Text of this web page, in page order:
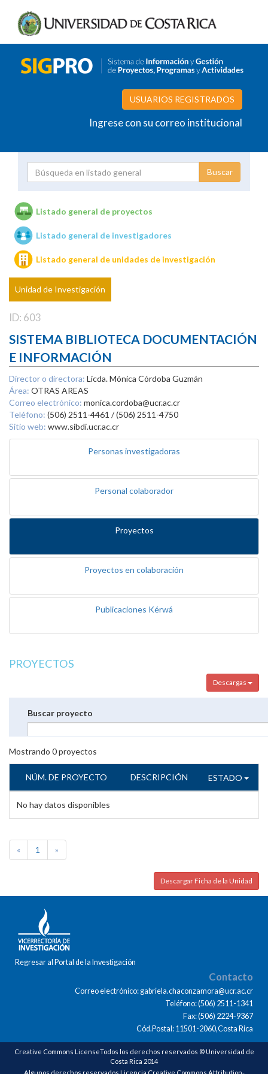
USUARIOS REGISTRADOS
Ingrese con su correo institucional
Unidades de investigación
Listado general de proyectos
Listado general de investigadores
Listado general de unidades de investigación
Unidad de Investigación
ID: 603
SISTEMA BIBLIOTECA DOCUMENTACIÓN
E INFORMACIÓN
Director o directora: Licda. Mónica Córdoba Guzmán
Área: OTRAS AREAS
Correo electrónico: monica.cordoba@ucr.ac.cr
Teléfono: (506) 2511-4461 / (506) 2511-4750
Sitio web: www.sibdi.ucr.ac.cr
Personas investigadoras
Personal colaborador
Proyectos
Proyectos en colaboración
Publicaciones Kérwá
PROYECTOS
Descargas
Buscar proyecto
Mostrando 0proyectos
NÚM. DE PROYECTO DESCRIPCIÓN ESTADO
No hay datos disponibles
« 1 »
Descargar Ficha de la Unidad
Regresar al Portal de la Investigación
Contacto
Correo electrónico: gabriela.chaconzamora@ucr.ac.cr
Teléfono: (506) 2511-1341
Fax: (506) 2224-9367
Cód.Postal: 11501-2060,Costa Rica
Creative Commons LicenseTodos los derechos reservados © Universidad de
Costa Rica 2014